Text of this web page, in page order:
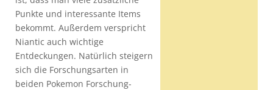
Punkte und interessante Items
bekommt. Außerdem verspricht
Niantic auch wichtige
Entdeckungen. Natürlich steigern
sich die Forschungsarten in
beiden Pokemon Forschung-